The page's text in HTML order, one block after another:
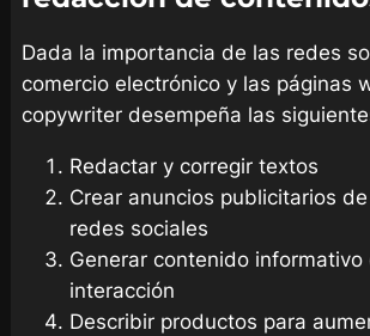
Dada la importancia de las redes
comercio electrónico y las páginas
copywriter desempeña las
Redactar y corregir textos
Crear anuncios publicitarios
redes sociales
Generar contenido
interacción
Describir productos para